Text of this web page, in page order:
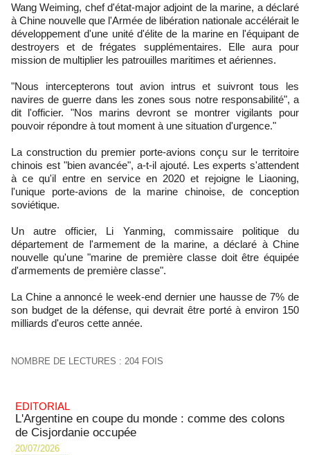
Wang Weiming, chef d'état-major adjoint de la marine, a déclaré
à Chine nouvelle que l'Armée de libération nationale accélérait le
développement d'une unité d'élite de la marine en l'équipant de
destroyers et de frégates supplémentaires. Elle aura pour
mission de multiplier les patrouilles maritimes et aériennes.
"Nous intercepterons tout avion intrus et suivront tous les
navires de guerre dans les zones sous notre responsabilité", a
dit l'officier. "Nos marins devront se montrer vigilants pour
pouvoir répondre à tout moment à une situation d'urgence."
La construction du premier porte-avions conçu sur le territoire
chinois est "bien avancée", a-t-il ajouté. Les experts s'attendent
à ce qu'il entre en service en 2020 et rejoigne le Liaoning,
l'unique porte-avions de la marine chinoise, de conception
soviétique.
Un autre officier, Li Yanming, commissaire politique du
département de l'armement de la marine, a déclaré à Chine
nouvelle qu'une "marine de première classe doit être équipée
d'armements de première classe".
La Chine a annoncé le week-end dernier une hausse de 7% de
son budget de la défense, qui devrait être porté à environ 150
milliards d'euros cette année.
NOMBRE DE LECTURES : 204 FOIS
EDITORIAL
L'Argentine en coupe du monde : comme des colons
de Cisjordanie occupée
20/07/2026